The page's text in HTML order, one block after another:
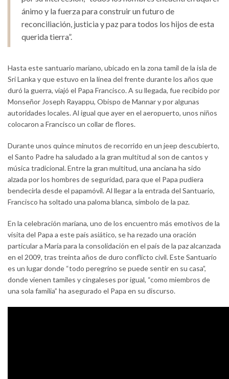
ánimo y la fuerza para construir un futuro de
reconciliación, justicia y paz para todos los hijos de esta
querida tierra”.
Hasta este santuario mariano, ubicado en la zona tamil de la isla de
Sri Lanka y que estuvo en la línea del frente durante los años que
duró la guerra, viajó el Papa Francisco. A su llegada, fue recibido por
Monseñor Joseph Rayappu, Obispo de Mannar y por algunas
autoridades locales. Al igual que ayer en el aeropuerto, unos niños
colocaron a Francisco un collar de flores.
Durante unos quince minutos de recorrido en un jeep descubierto,
el Santo Padre ha saludado a la gran multitud al son de cantos y
música tradicional. Entre la gran multitud, una anciana ha sido
alzada por los hombres de seguridad, para que el Papa pudiera
bendecirla desde el papamóvil. Al llegar a la entrada del Santuario,
Francisco ha soltado una paloma blanca, símbolo de la paz.
En la celebración mariana, uno de los encuentro más emotivos de la
visita del Papa a este país asiático, se ha rezado una oración
particular a María para la consolidación en el país de la paz alcanzada
en el 2009, tras treinta años de duro conflicto civil. Este Santuario
es un lugar donde “todo peregrino se puede sentir en su casa”,
donde vienen tamiles y cingaleses por igual, “como miembros de
una sola familia” ha asegurado el Papa en su discurso.